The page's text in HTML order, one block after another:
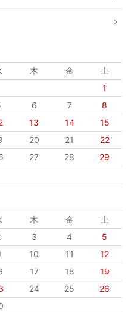
木 金
土
1
6 7
8
13 14
15
20 21
22
27 28
29
木 金
土
3 4
5
10 11
12
17 18
19
24 25
26